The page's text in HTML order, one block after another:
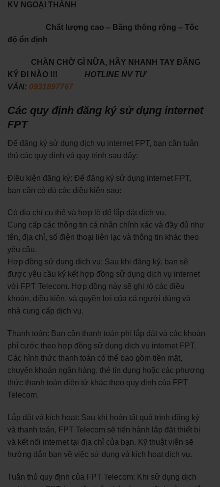
KV NGOẠI THÀNH
Chất lượng cao – Băng thông rộng – Tốc
độ ổn định
CHẦN CHỜ GÌ NỮA, HÃY NHANH TAY ĐĂNG
KÝ ĐI NÀO !!!
HOTLINE NV TƯ
VẤN: 0931897767
Các quy định đăng ký sử dụng internet
FPT
Để đăng ký sử dụng dịch vụ internet FPT, bạn cần tuân
thủ các quy định và quy trình sau đây:
Điều kiện đăng ký: Để đăng ký sử dụng internet FPT,
bạn cần có đủ các điều kiện sau:
Có địa chỉ cụ thể và hợp lệ để lắp đặt dịch vụ.
Cung cấp các thông tin cá nhân chính xác và đầy đủ như
tên, địa chỉ, số điện thoại liên lạc và thông tin khác theo
yêu cầu.
Hợp đồng sử dụng dịch vụ: Sau khi đăng ký, bạn sẽ
được yêu cầu ký kết hợp đồng sử dụng dịch vụ internet
với FPT Telecom. Hợp đồng này sẽ ghi rõ các điều
khoản, điều kiện, và quyền lợi của cả người dùng và
nhà cung cấp dịch vụ.
Thanh toán: Bạn cần thanh toán phí lắp đặt và các khoản
phí cước theo hợp đồng sử dụng dịch vụ internet FPT.
Các hình thức thanh toán có thể bao gồm tiền mặt,
chuyển khoản ngân hàng, thẻ tín dụng hoặc các phương
thức thanh toán điện tử khác theo quy định của FPT
Telecom.
Lắp đặt và kích hoạt: Sau khi hoàn tất quá trình đăng ký
và thanh toán, FPT Telecom sẽ tiến hành lắp đặt thiết bị
và kết nối internet tại địa chỉ của bạn. Kỹ thuật viên sẽ
hướng dẫn bạn về việc sử dụng và kích hoạt dịch vụ.
Tuân thủ quy định của FPT Telecom: Khi sử dụng dịch